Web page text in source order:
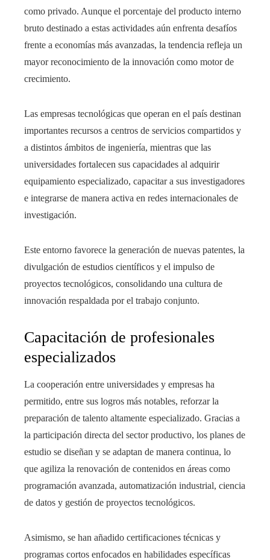
como privado. Aunque el porcentaje del producto interno
bruto destinado a estas actividades aún enfrenta desafíos
frente a economías más avanzadas, la tendencia refleja un
mayor reconocimiento de la innovación como motor de
crecimiento.
Las empresas tecnológicas que operan en el país destinan
importantes recursos a centros de servicios compartidos y
a distintos ámbitos de ingeniería, mientras que las
universidades fortalecen sus capacidades al adquirir
equipamiento especializado, capacitar a sus investigadores
e integrarse de manera activa en redes internacionales de
investigación.
Este entorno favorece la generación de nuevas patentes, la
divulgación de estudios científicos y el impulso de
proyectos tecnológicos, consolidando una cultura de
innovación respaldada por el trabajo conjunto.
Capacitación de profesionales
especializados
La cooperación entre universidades y empresas ha
permitido, entre sus logros más notables, reforzar la
preparación de talento altamente especializado. Gracias a
la participación directa del sector productivo, los planes de
estudio se diseñan y se adaptan de manera continua, lo
que agiliza la renovación de contenidos en áreas como
programación avanzada, automatización industrial, ciencia
de datos y gestión de proyectos tecnológicos.
Asimismo, se han añadido certificaciones técnicas y
programas cortos enfocados en habilidades específicas